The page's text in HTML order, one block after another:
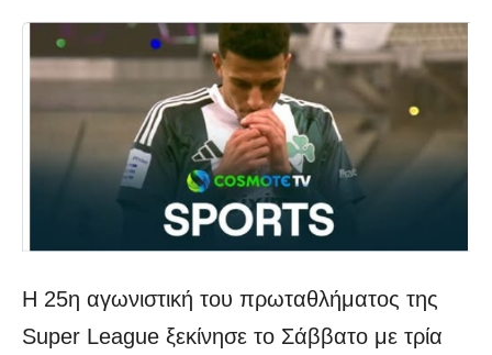
Η 25η αγωνιστική του πρωταθλήματος της
Super League ξεκίνησε το Σάββατο με τρία